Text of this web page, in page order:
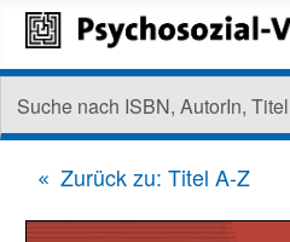
Zurück zu: Titel A-Z